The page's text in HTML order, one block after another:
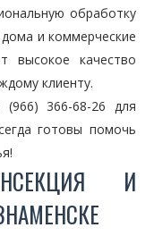
обработку
и коммерческие
высокое качество
клиенту.
366-68-26 для
готовы помочь
И